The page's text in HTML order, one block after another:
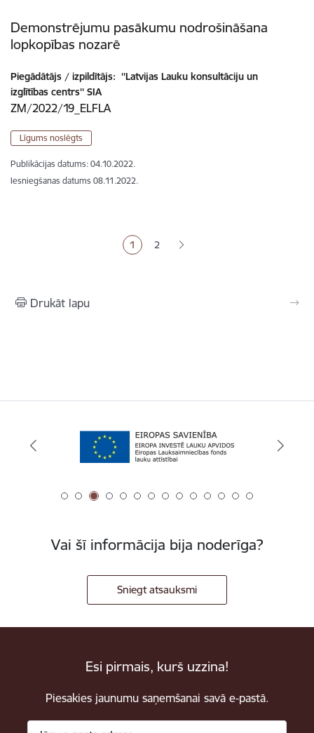
Demonstrējumu pasākumu nodrošināšana
lopkopības nozarē
Piegādātājs / izpildītājs: ''Latvijas Lauku konsultāciju un
izglītības centrs'' SIA
ZM/2022/19_ELFLA
Līgums noslēgts
Publikācijas datums: 04.10.2022.
Iesniegšanas datums 08.11.2022.
Pašreizējā lapa
1 Lapa
2
Drukāt lapu
Vai šī informācija bija noderīga?
Sniegt atsauksmi
Esi pirmais, kurš uzzina!
Piesakies jaunumu saņemšanai savā e-pastā.